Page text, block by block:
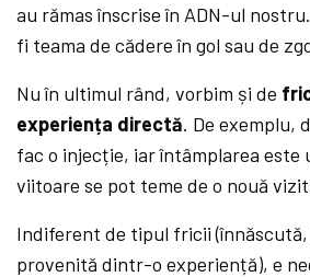
au rămas înscrise în ADN-ul
fi teama de cădere în gol sau de
Nu în ultimul rând, vorbim și de
experiența directă. De exemplu,
fac o injecție, iar întâmplarea este
viitoare se pot teme de o nouă
Indiferent de tipul fricii (înnăscută,
provenită dintr-o experiență), e